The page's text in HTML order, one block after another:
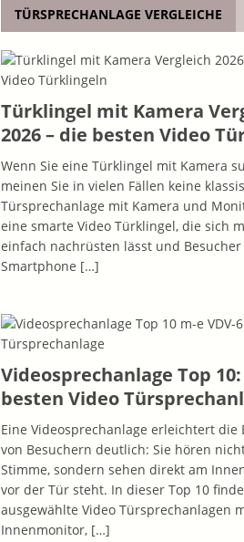
TÜRSPRECHANLAGE VERGLEICHE
Türklingel mit Kamera
2026 – die besten Video
Wenn Sie eine Türklingel mit Kamera
meinen Sie in vielen Fällen keine
Türsprechanlage mit Kamera und
eine smarte Video Türklingel, die sich
einfach nachrüsten lässt und
Smartphone […]
Videosprechanlage Top
besten Video
Eine Videosprechanlage erleichtert die
von Besuchern deutlich: Sie hören
Stimme, sondern sehen direkt am
vor der Tür steht. In dieser Top 10
ausgewählte Video Türsprechanlagen
Innenmonitor, […]